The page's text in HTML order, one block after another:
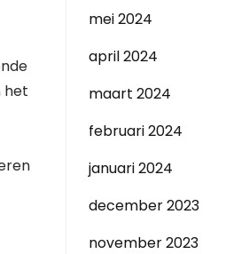
het
mei 2024
april 2024
maart 2024
februari 2024
januari 2024
december 2023
november 2023